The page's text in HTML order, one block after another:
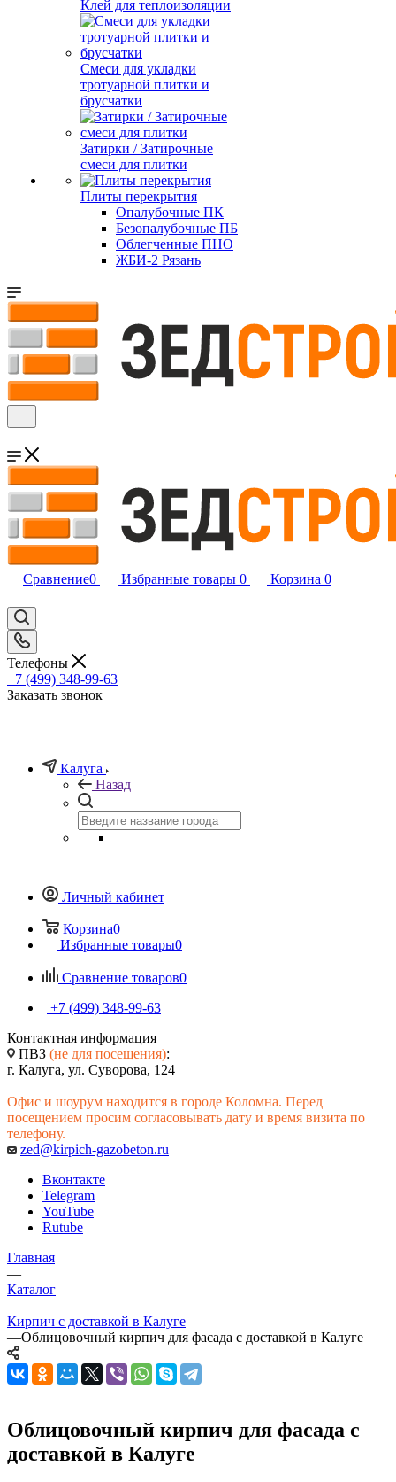
Клей для теплоизоляции
Смеси для укладки
тротуарной плитки и
брусчатки
Затирки / Затирочные
смеси для плитки
Плиты перекрытия
Опалубочные ПК
Безопалубочные ПБ
Облегченные ПНО
ЖБИ-2 Рязань
Сравнение0 Избранные товары 0 Корзина 0
Телефоны
+7 (499) 348-99-63
Заказать звонок
Калуга
Назад
Личный кабинет
Корзина0
Избранные товары0
Сравнение товаров0
+7 (499) 348-99-63
Контактная информация
ПВЗ (не для посещения):
г. Калуга, ул. Суворова, 124
Офис и шоурум находится в городе Коломна. Перед
посещением просим согласовывать дату и время визита по
телефону.
zed@kirpich-gazobeton.ru
Вконтакте
Telegram
YouTube
Rutube
Главная
—
Каталог
—
Кирпич с доставкой в Калуге
—Облицовочный кирпич для фасада с доставкой в Калуге
Облицовочный кирпич для фасада с
доставкой в Калуге